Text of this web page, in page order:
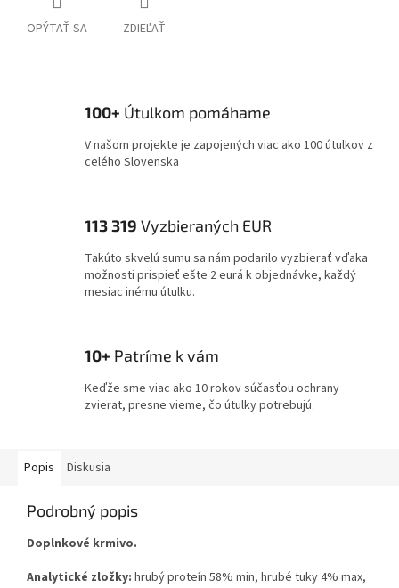
OPÝTAŤ SA ZDIEĽAŤ
100+ Útulkom pomáhame
V našom projekte je zapojených viac ako 100 útulkov z
celého Slovenska
113 319 Vyzbieraných EUR
Takúto skvelú sumu sa nám podarilo vyzbierať vďaka
možnosti prispieť ešte 2 eurá k objednávke, každý
mesiac inému útulku.
10+ Patríme k vám
Keďže sme viac ako 10 rokov súčasťou ochrany
zvierat, presne vieme, čo útulky potrebujú.
Popis Diskusia
Podrobný popis
Doplnkové krmivo.
Analytické zložky: hrubý proteín 58% min, hrubé tuky 4% max,